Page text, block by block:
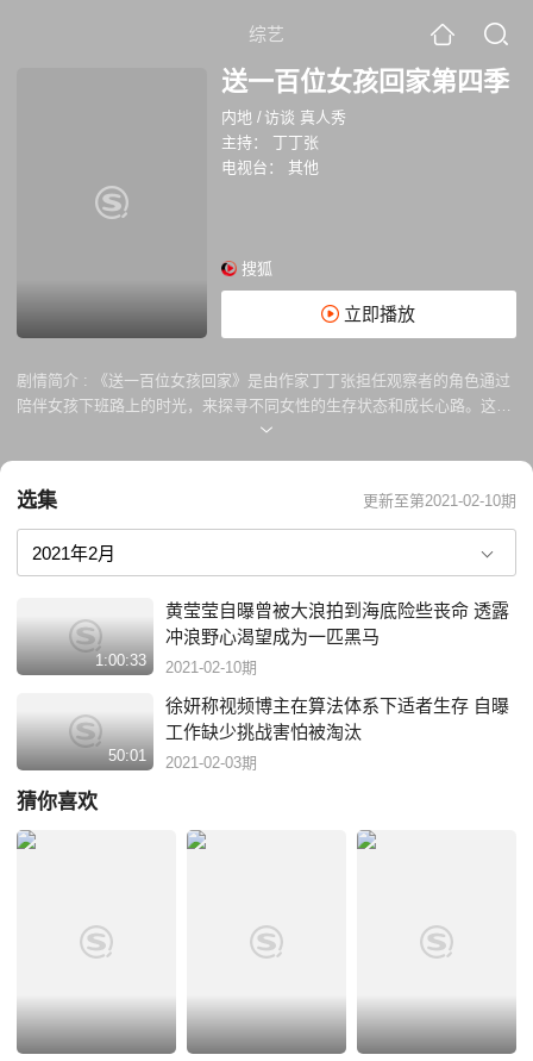
综艺
送一百位女孩回家第四季
内地 / 访谈 真人秀
主持：
丁丁张
电视台：
其他
搜狐
立即播放
剧情简介 :
《送一百位女孩回家》是由作家丁丁张担任观察者的角色通过
陪伴女孩下班路上的时光，来探寻不同女性的生存状态和成长心路。这一
季，我们将关注更多具备社会话题的女性代表，将定义女性的权利交还给
智慧，抓住社会情绪痛点，打破成见，重新定义属于女孩们的英雄主义。
选集 更新至第2021-02-10期
1:00:33
黄莹莹自曝曾被大浪拍到海底险些丧命 透露
冲浪野心渴望成为一匹黑马
2021-02-10期
50:01
徐妍称视频博主在算法体系下适者生存 自曝
工作缺少挑战害怕被淘汰
2021-02-03期
猜你喜欢